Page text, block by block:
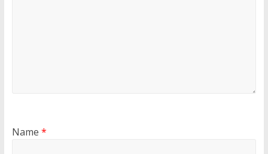
Name *